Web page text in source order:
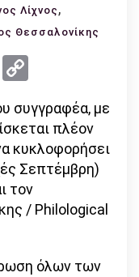
Λίχνος ,
Θεσσαλονίκης
Email
συγγραφέα, με
πλέον
κυκλοφορήσει
Σεπτέμβρη)
τον
/ Philological
όλων των